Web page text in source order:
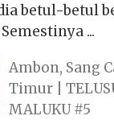
betul-betul
...
Ambon, Sang
Timur |
MALUKU #5